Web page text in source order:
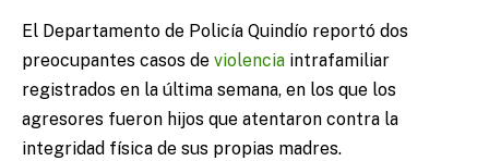
El Departamento de Policía Quindío reportó dos
preocupantes casos de violencia intrafamiliar
registrados en la última semana, en los que los
agresores fueron hijos que atentaron contra la
integridad física de sus propias madres.